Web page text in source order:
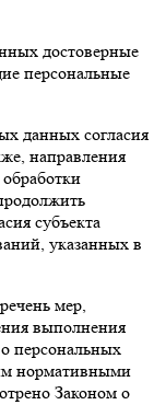
достоверные
персональные
данных согласия
направления
субъекта
указанных в
мер,
выполнения
персональных
нормативными
Законом о